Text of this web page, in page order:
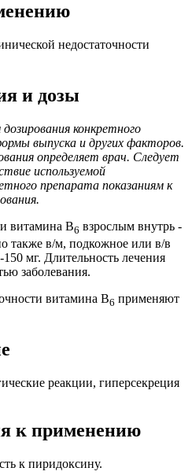
недостаточности
и дозы
конкретного
выпуска и других факторов.
определяет врач. Следует
используемой
препарата показаниям к
витамина B6 взрослым внутрь -
также в/м, подкожное или в/в
мг. Длительность лечения
заболевания.
витамина B6 применяют
реакции, гиперсекреция
к применению
к пиридоксину.